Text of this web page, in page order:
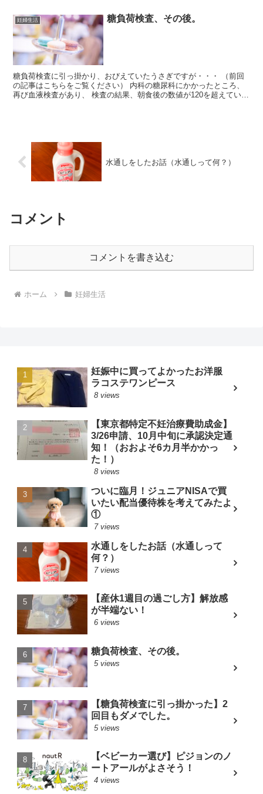
妊婦生活 糖負荷検査、その後。
糖負荷検査に引っ掛かり、おびえていたうさぎですが・・・ （前回
の記事はこちらをご覧ください） 内科の糖尿科にかかったところ、
再び血液検査があり、 検査の結果、朝食後の数値が120を超えていな
水通しをしたお話（水通しって何？）
コメント
コメントを書き込む
ホーム 妊婦生活
妊娠中に買ってよかったお洋服
ラコステワンピース
8 views
【東京都特定不妊治療費助成金】
3/26申請、10月中旬に承認決定通
知！（おおよそ6カ月半かかっ
た！）
8 views
ついに臨月！ジュニアNISAで買
いたい配当優待株を考えてみたよ
①
7 views
水通しをしたお話（水通しって
何？）
7 views
【産休1週目の過ごし方】解放感
が半端ない！
6 views
糖負荷検査、その後。
5 views
【糖負荷検査に引っ掛かった】2
回目もダメでした。
5 views
【ベビーカー選び】ピジョンのノ
ートアールがよさそう！
4 views